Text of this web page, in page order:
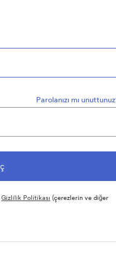
Parolanızı mı
Gizlilik Politikası (çerezlerin ve diğer